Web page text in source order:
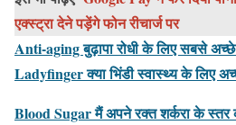
एक्स्ट्रा देने पड़ेंगे फोन रीचार्ज पर
Anti-aging बुढ़ापा रोधी के लिए सबसे
Ladyfinger क्या भिंडी स्वास्थ्य के लिए
Blood Sugar मैं अपने रक्त शर्करा के